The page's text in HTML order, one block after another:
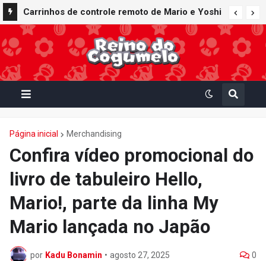
Carrinhos de controle remoto de Mario e Yoshi
inspirados em Mario Kart World são lançados
pela fabricante Kyosho Egg
Página inicial Merchandising
Confira vídeo promocional do
livro de tabuleiro Hello,
Mario!, parte da linha My
Mario lançada no Japão
por Kadu Bonamin • agosto 27, 2025 0